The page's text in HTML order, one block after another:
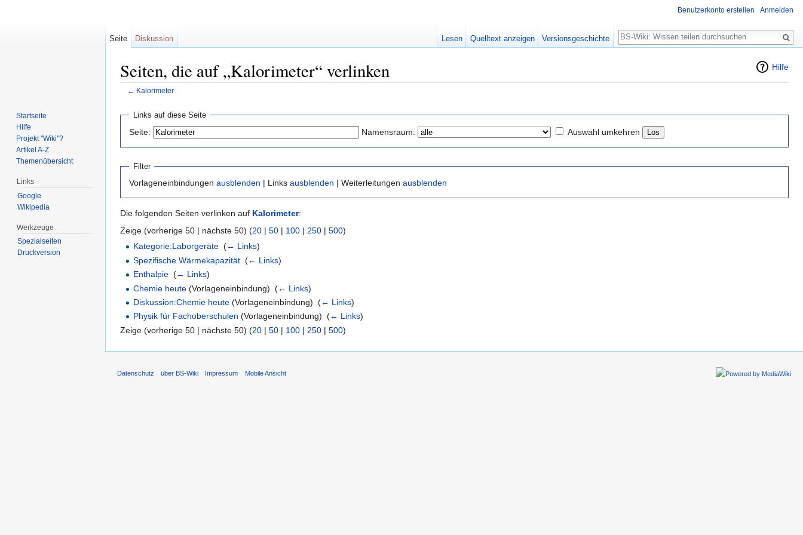
Hilfe
Seiten, die auf „Kalorimeter“ verlinken
← Kalorimeter
Links auf diese Seite
Seite: Namensraum: Auswahl umkehren
Filter
Vorlageneinbindungen ausblenden | Links ausblenden | Weiterleitungen ausblenden
Die folgenden Seiten verlinken auf Kalorimeter:
Zeige (vorherige 50 | nächste 50) (20 | 50 | 100 | 250 | 500)
Kategorie:Laborgeräte ‎(← Links)
Spezifische Wärmekapazität ‎(← Links)
Enthalpie ‎(← Links)
Chemie heute (Vorlageneinbindung) ‎(← Links)
Diskussion:Chemie heute (Vorlageneinbindung) ‎(← Links)
Physik für Fachoberschulen (Vorlageneinbindung) ‎(← Links)
Zeige (vorherige 50 | nächste 50) (20 | 50 | 100 | 250 | 500)
Benutzerkonto erstellen Anmelden
Seite Diskussion Lesen Quelltext anzeigen Versionsgeschichte
Suche
Startseite
Hilfe
Projekt "Wiki"?
Artikel A-Z
Themenübersicht
Links
Google
Wikipedia
Werkzeuge
Spezialseiten
Druckversion
Datenschutz über BS-Wiki Impressum Mobile Ansicht